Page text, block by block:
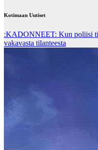
Kotimaan Uutiset
:KADONNEET: Kun poliisi
vakavasta tilanteesta